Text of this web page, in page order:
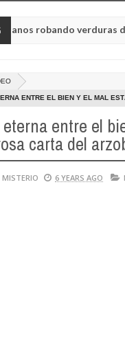
verduras de sus
ENTRE EL BIEN Y EL MAL
entre el
carta del
6 YEARS AGO